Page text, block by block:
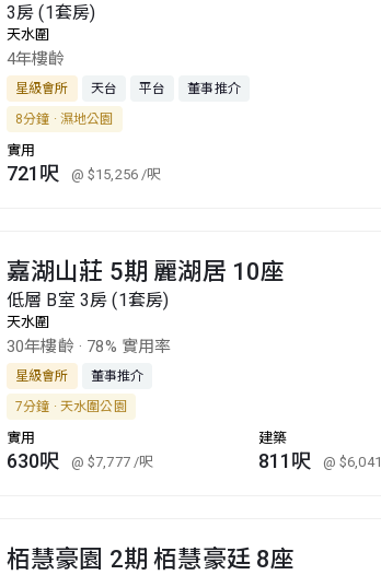
3房 (1套房)
天水圍
4年樓齡
星級會所 天台 平台
董事推介
8分鐘 · 濕地公園
實用
721呎 @ $15,256 /呎
嘉湖山莊 5期 麗湖居 10座
低層 B室 3房 (1套房)
天水圍
30年樓齡 · 78% 實用率
星級會所
董事推介
7分鐘 · 天水圍公園
實用
630呎 @ $7,777 /呎
建築
811呎 @ $6,041
栢慧豪園 2期 栢慧豪廷 8座